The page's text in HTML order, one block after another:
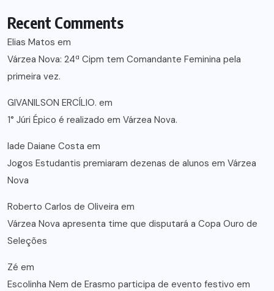
Recent Comments
Elias Matos em
Várzea Nova: 24ª Cipm tem Comandante Feminina pela
primeira vez.
GIVANILSON ERCÍLIO. em
1° Júri Épico é realizado em Várzea Nova.
lade Daiane Costa em
Jogos Estudantis premiaram dezenas de alunos em Várzea
Nova
Roberto Carlos de Oliveira em
Várzea Nova apresenta time que disputará a Copa Ouro de
Seleções
Zé em
Escolinha Nem de Erasmo participa de evento festivo em